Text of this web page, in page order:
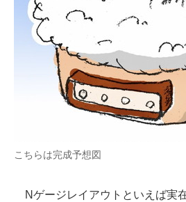
こちらは完成予想図
Nゲージレイアウトといえば実